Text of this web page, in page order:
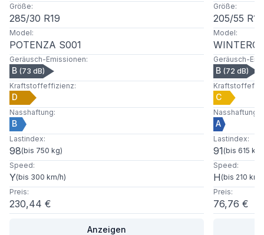
Größe:
285/30 R19
Model:
POTENZA S001
Geräusch-Emissionen:
B (73 dB)
Kraftstoffeffizienz:
D
Nasshaftung:
B
Lastindex:
98(bis 750 kg)
Speed:
Y(bis 300 km/h)
Preis:
230,44 €
Anzeigen
Größe:
205/55 R16
Model:
Geräusch-
B (72 dB)
C
Nasshaftung
A
Lastindex:
91(bis 615 kg
Speed:
H (bis 210 km/
Preis:
76,76 €